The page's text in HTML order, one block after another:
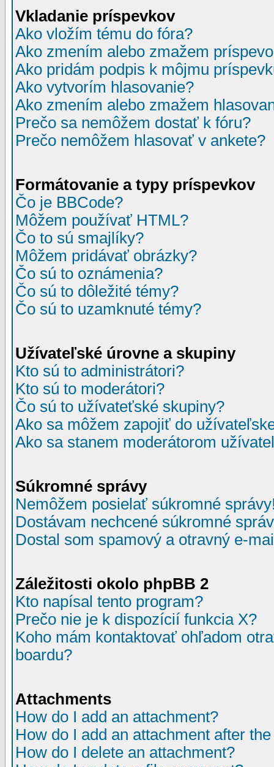
Vkladanie príspevkov
Ako vložím tému do fóra?
Ako zmením alebo zmažem
Ako pridám podpis k môjmu
Ako vytvorím hlasovanie?
Ako zmením alebo zmažem
Prečo sa nemôžem dostať k fóru?
Prečo nemôžem hlasovať v ankete?
Formátovanie a typy príspevkov
Čo je BBCode?
Môžem používať HTML?
Čo to sú smajlíky?
Môžem pridávať obrázky?
Čo sú to oznámenia?
Čo sú to dôležité témy?
Čo sú to uzamknuté témy?
Užívateľské úrovne a skupiny
Kto sú to administrátori?
Kto sú to moderátori?
Čo sú to užívateťské skupiny?
Ako sa môžem zapojiť do
Ako sa stanem moderátorom
Súkromné správy
Nemôžem posielať súkromné
Dostávam nechcené súkromné
Dostal som spamový a otravný e-
Záležitosti okolo phpBB 2
Kto napísal tento program?
Prečo nie je k dispozícií funkcia X?
Koho mám kontaktovať ohľadom
boardu?
Attachments
How do I add an attachment?
How do I add an attachment after
How do I delete an attachment?